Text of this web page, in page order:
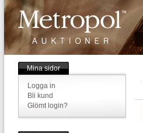
Mina sidor
Logga in
Bli kund
Glömt login?